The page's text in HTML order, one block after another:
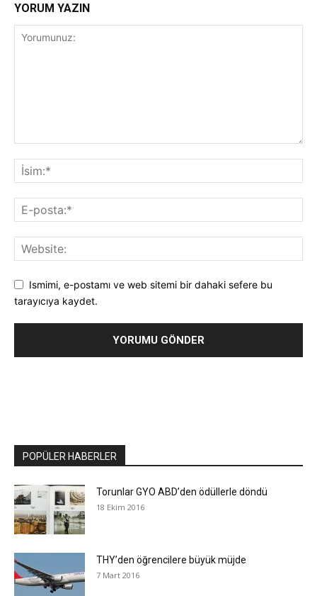
YORUM YAZIN
Ismimi, e-postamı ve web sitemi bir dahaki sefere bu
tarayıcıya kaydet.
POPÜLER HABERLER
Torunlar GYO ABD’den ödüllerle döndü
18 Ekim 2016
THY’den öğrencilere büyük müjde
7 Mart 2016